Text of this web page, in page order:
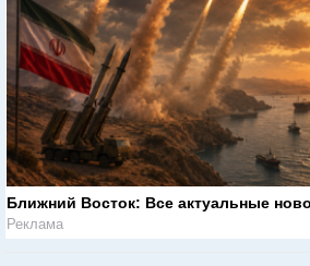
Ближний Восток: Все актуальные
Реклама